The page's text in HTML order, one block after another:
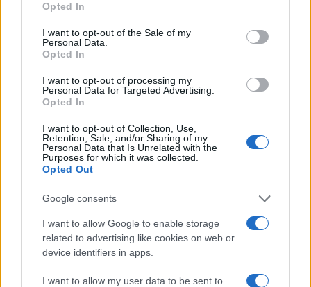
use your data for below specified purposes in below Google
consent section.
Opted In
I want to opt-out of the Sale of my
Personal Data.
Opted In
I want to opt-out of processing my
Personal Data for Targeted Advertising.
Opted In
I want to opt-out of Collection, Use,
Retention, Sale, and/or Sharing of my
Personal Data that Is Unrelated with the
Purposes for which it was collected.
Opted Out
Google consents
I want to allow Google to enable storage
related to advertising like cookies on web or
device identifiers in apps.
I want to allow my user data to be sent to
Mercati finanziari: l’impatto dei dati macroeconomici
e delle trimestrali sulle borse
Linda Pellegrini · 8 Ago 2026